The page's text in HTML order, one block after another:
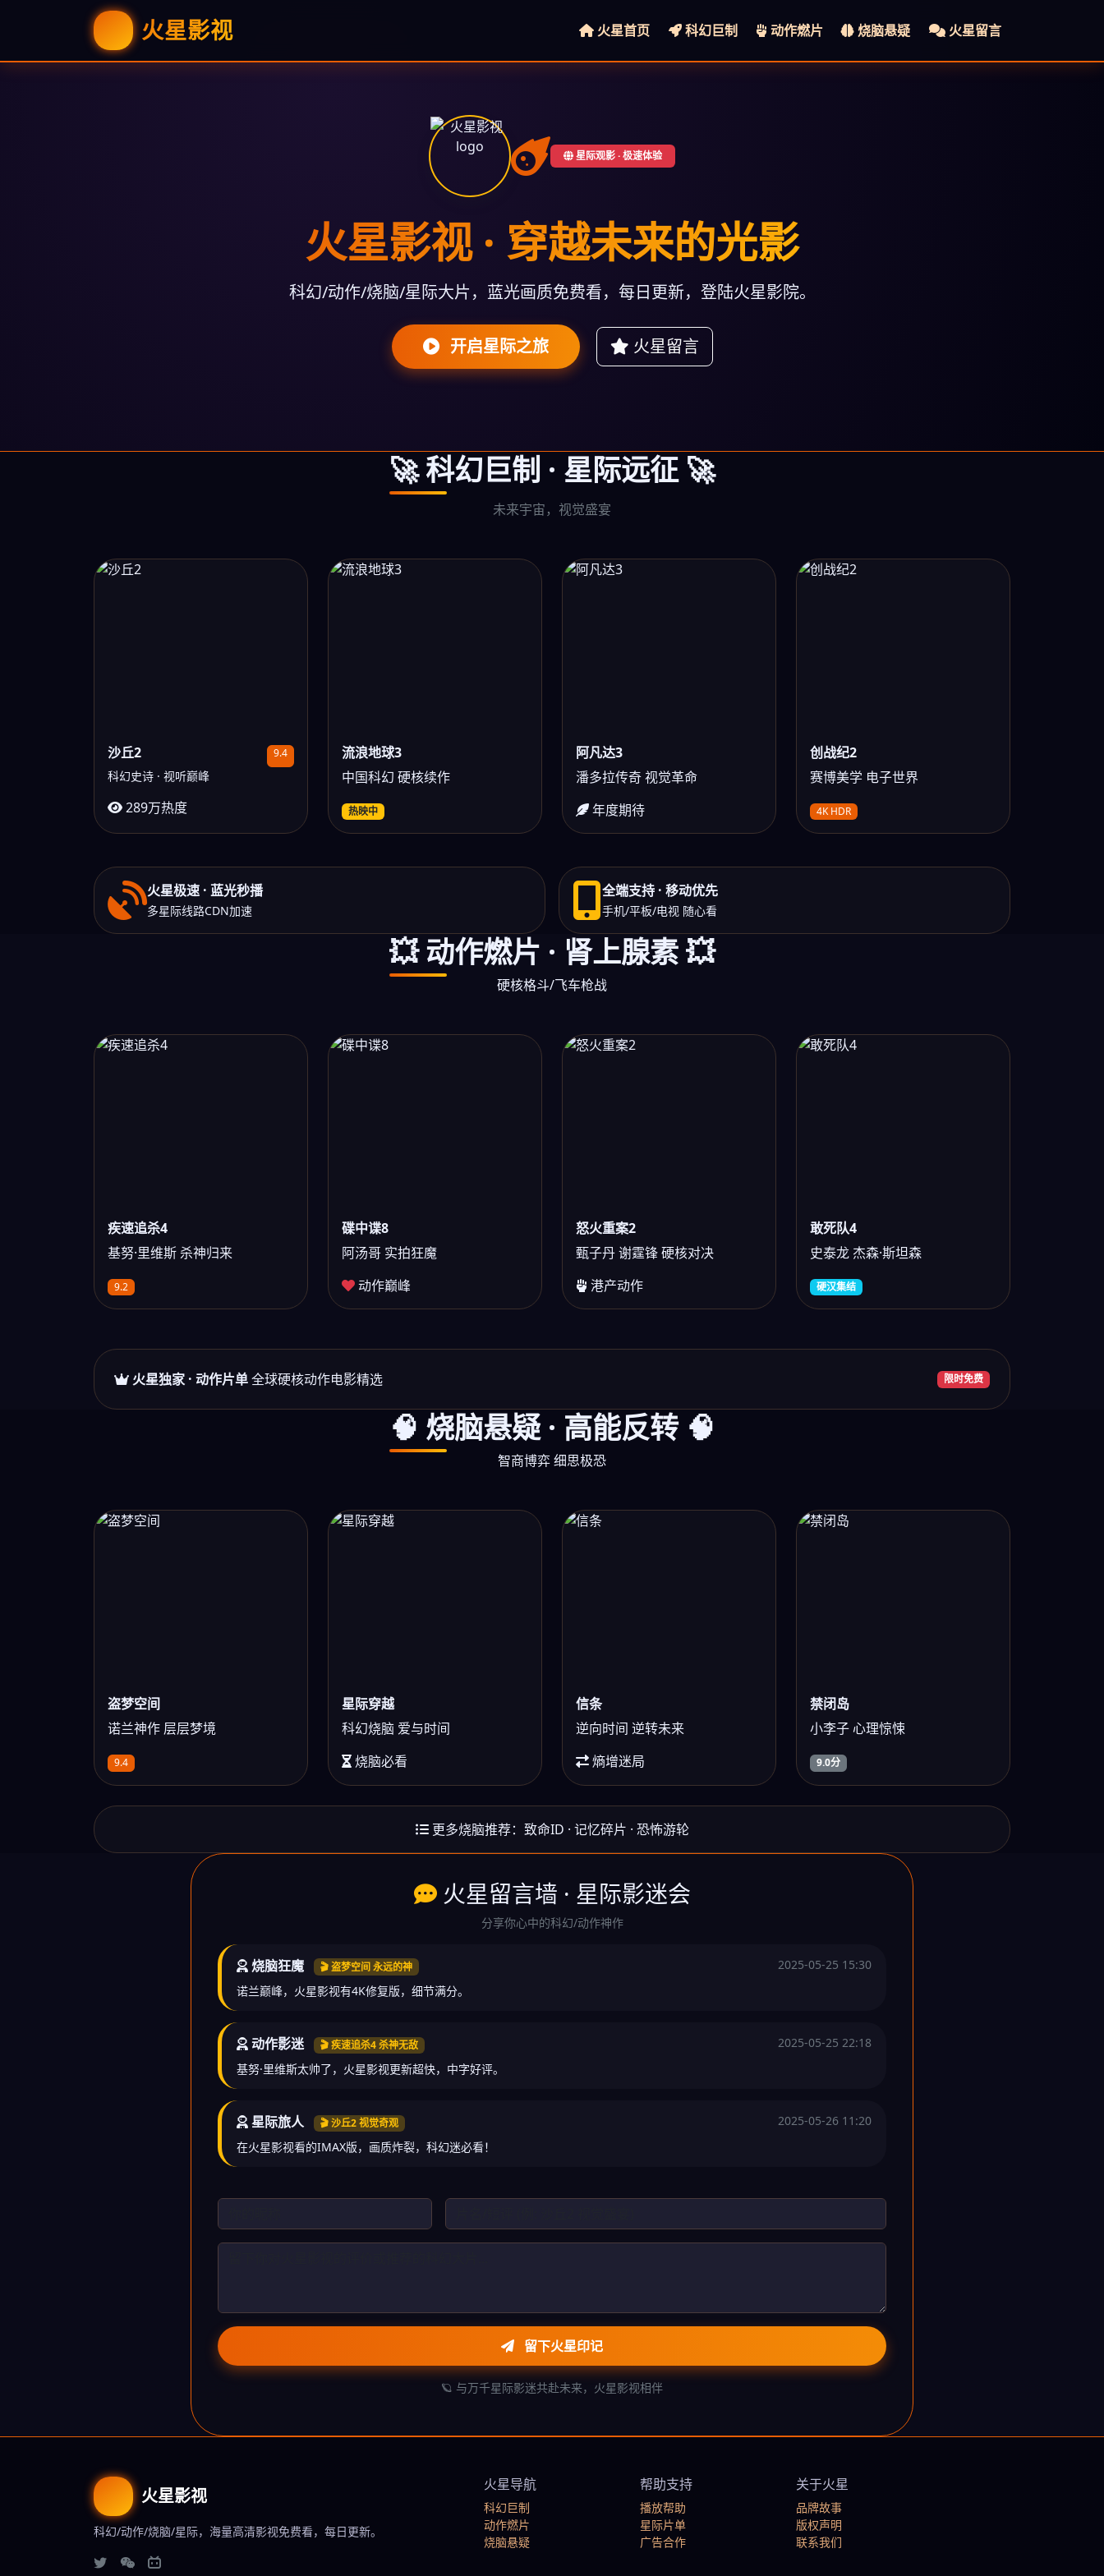
火星影视 火星首页 科幻巨制 动作燃片 烧脑悬疑 火星留言
星际观影 · 极速体验
火星影视 · 穿越未来的光影
科幻/动作/烧脑/星际大片，蓝光画质免费看，每日更新，登陆火星影院。
开启星际之旅 火星留言
🚀 科幻巨制 · 星际远征 🚀
未来宇宙，视觉盛宴
沙丘2 9.4
科幻史诗 · 视听巅峰
289万热度
流浪地球3
中国科幻 硬核续作
热映中
阿凡达3
潘多拉传奇 视觉革命
年度期待
创战纪2
赛博美学 电子世界
4K HDR
火星极速 · 蓝光秒播
多星际线路CDN加速
全端支持 · 移动优先
手机/平板/电视 随心看
💥 动作燃片 · 肾上腺素 💥
硬核格斗/飞车枪战
疾速追杀4
基努·里维斯 杀神归来
9.2
碟中谍8
阿汤哥 实拍狂魔
动作巅峰
怒火重案2
甄子丹 谢霆锋 硬核对决
港产动作
敢死队4
史泰龙 杰森·斯坦森
硬汉集结
火星独家 · 动作片单全球硬核动作电影精选 限时免费
🧠 烧脑悬疑 · 高能反转 🧠
智商博弈 细思极恐
盗梦空间
诺兰神作 层层梦境
9.4
星际穿越
科幻烧脑 爱与时间
烧脑必看
信条
逆向时间 逆转未来
熵增迷局
禁闭岛
小李子 心理惊悚
9.0分
更多烧脑推荐：致命ID · 记忆碎片 · 恐怖游轮
火星留言墙 · 星际影迷会
分享你心中的科幻/动作神作
烧脑狂魔 🎬 盗梦空间 永远的神
2025-05-25 15:30
诺兰巅峰，火星影视有4K修复版，细节满分。
动作影迷 🎬 疾速追杀4 杀神无敌
2025-05-25 22:18
基努·里维斯太帅了，火星影视更新超快，中字好评。
星际旅人 🎬 沙丘2 视觉奇观
2025-05-26 11:20
在火星影视看的IMAX版，画质炸裂，科幻迷必看！
留下火星印记
🪐 与万千星际影迷共赴未来，火星影视相伴
火星影视
科幻/动作/烧脑/星际，海量高清影视免费看，每日更新。
火星导航
科幻巨制
动作燃片
烧脑悬疑
帮助支持
播放帮助
星际片单
广告合作
关于火星
品牌故事
版权声明
联系我们